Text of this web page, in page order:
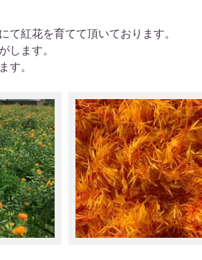
て紅花を育てて頂いております。
します。
す。